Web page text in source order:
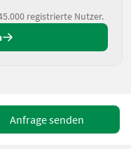
registrierte Nutzer.
Anfrage senden